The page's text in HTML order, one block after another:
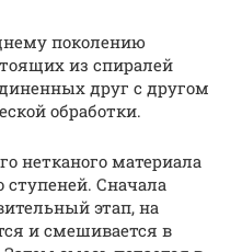
поколению
из спиралей
друг с другом
обработки.
нетканого материала
ступеней. Сначала
этап, на
и смешивается в